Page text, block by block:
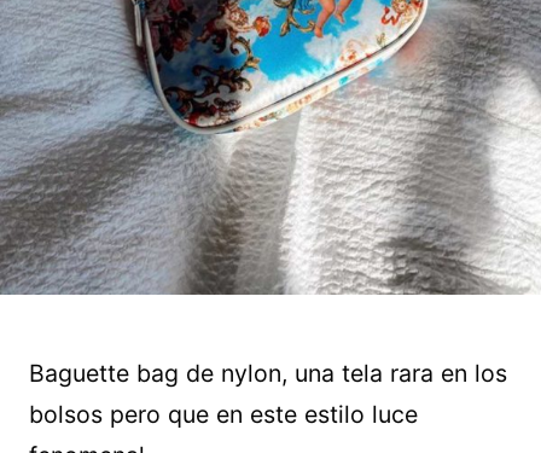
Baguette bag de nylon, una tela rara en los
bolsos pero que en este estilo luce